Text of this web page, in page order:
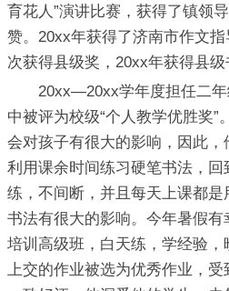
育花人”演讲比赛，获得了镇领
赞。20xx年获得了济南市作文
次获得县级奖，20xx年获得县级
20xx—20xx学年度担任二年
中被评为校级“个人教学优胜奖”
会对孩子有很大的影响，因此
利用课余时间练习硬笔书法，
练，不间断，并且每天上课都
书法有很大的影响。今年暑假
培训高级班，白天练，学经验
上交的作业被选为优秀作业，